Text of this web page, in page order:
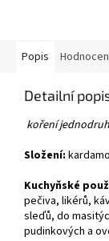
Popis
Detailní
koření
Složení:
Kuchyňské
pečiva, likérů,
sleďů, do
pudinkových a